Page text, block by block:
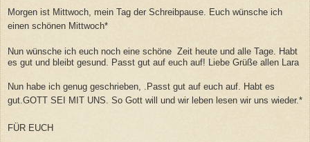
Morgen ist Mittwoch, mein Tag der Schreibpause. Euch wünsche ich
einen schönen Mittwoch*
Nun wünsche ich euch noch eine schöne Zeit heute und alle Tage. Habt
es gut und bleibt gesund. Passt gut auf euch auf! Liebe Grüße allen Lara
Nun habe ich genug geschrieben, .Passt gut auf euch auf. Habt es
gut.GOTT SEI MIT UNS. So Gott will und wir leben lesen wir uns wieder.*
FÜR EUCH